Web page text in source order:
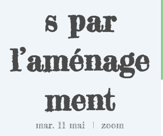
s par
l’aménage
ment
mar. 11 mai
  |
zoom